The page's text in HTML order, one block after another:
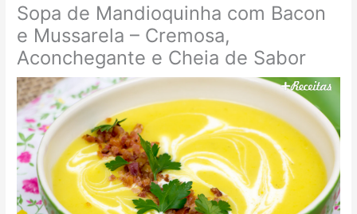
Sopa de Mandioquinha com Bacon
e Mussarela – Cremosa,
Aconchegante e Cheia de Sabor